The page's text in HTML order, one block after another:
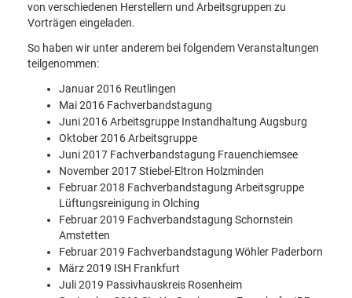
von verschiedenen Herstellern und Arbeitsgruppen zu
Vorträgen eingeladen.
So haben wir unter anderem bei folgendem Veranstaltungen
teilgenommen:
Januar 2016 Reutlingen
Mai 2016 Fachverbandstagung
Juni 2016 Arbeitsgruppe Instandhaltung Augsburg
Oktober 2016 Arbeitsgruppe
Juni 2017 Fachverbandstagung Frauenchiemsee
November 2017 Stiebel-Eltron Holzminden
Februar 2018 Fachverbandstagung Arbeitsgruppe
Lüftungsreinigung in Olching
Februar 2019 Fachverbandstagung Schornstein
Amstetten
Februar 2019 Fachverbandstagung Wöhler Paderborn
März 2019 ISH Frankfurt
Juli 2019 Passivhauskreis Rosenheim